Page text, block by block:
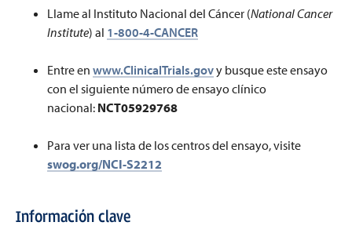
Llame al Instituto Nacional del Cáncer (National Cancer
Institute) al 1-800-4-CANCER
Entre en www.ClinicalTrials.govy busque este ensayo
con el siguiente número de ensayo clínico
nacional: NCT05929768
Para ver una lista de los centros del ensayo, visite
swog.org/NCI-S2212
Información clave